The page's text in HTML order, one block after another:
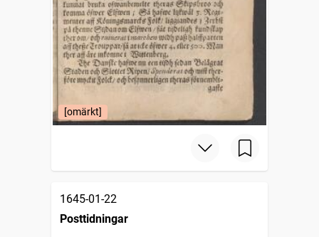
[omärkt]
1645-01-22
Posttidningar